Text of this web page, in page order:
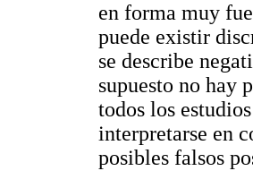
en forma muy
puede existir
se describe
supuesto no hay
todos los
interpretarse en
posibles falsos